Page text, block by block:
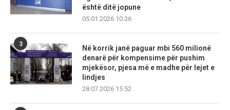
është ditë jopune
05.01.2026 10:36
3
Në korrik janë paguar mbi 560 milionë
denarë për kompensime për pushim
mjekësor, pjesa më e madhe për lejet e
lindjes
28.07.2026 15:52